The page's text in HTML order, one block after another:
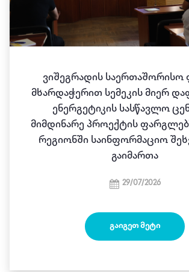
Ვიშეგრადის Საერთაშორისო
Მხარდაჭერით Სემეკის Მიერ
Ენერგეტიკის Სასწავლო
Მიმდინარე Პროექტის
Რეგიონში Საინფორმაციო
Გაიმართა
29/07/2026
ᲒᲐᲘᲒᲔᲗ ᲛᲔᲢᲘ